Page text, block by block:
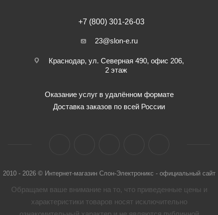
+7 (800) 301-26-03
23@slon-e.ru
Краснодар, ул. Северная 490, офис 206,
2 этаж
Оказание услуг в удалённом формате
Доставка заказов по всей России
2010 - 2026 © Интернет-магазин Слон-Электроникс - официальный сайт
Обращаем ваше внимание на то, что приведенные цены и
характеристики товaров носят исключительно